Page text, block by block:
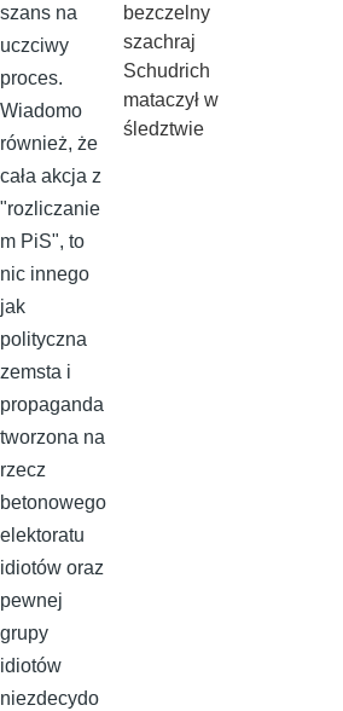
szans na
uczciwy
proces.
Wiadomo
również, że
cała akcja z
"rozliczanie
m PiS", to
nic innego
jak
polityczna
zemsta i
propaganda
tworzona na
rzecz
betonowego
elektoratu
idiotów oraz
pewnej
grupy
idiotów
niezdecydo
bezczelny
szachraj
Schudrich
mataczył w
śledztwie